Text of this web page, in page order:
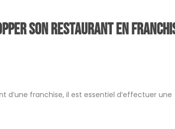
son restaurant en
d’une franchise, il est essentiel d’effectuer une